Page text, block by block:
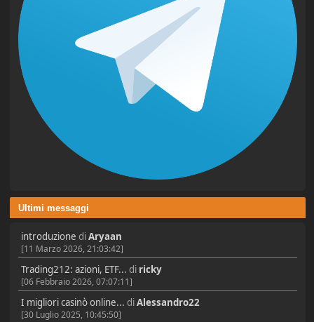
Ultimi messaggi
introduzione diAryaan
[11 Marzo 2026, 21:03:42]
Trading212: azioni, ETF... di ricky
[06 Febbraio 2026, 07:07:11]
I migliori casinò online... diAlessandro22
[30 Luglio 2025, 10:45:50]